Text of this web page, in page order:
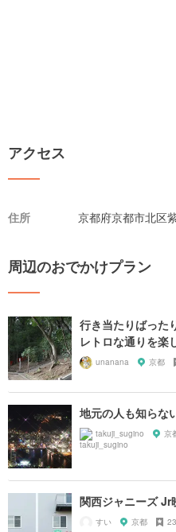
アクセス
住所 京都府京都市北区
周辺のおでかけプラン
行き当たりばった
レトロな通りを楽
unanana 京都
地元の人も知らな
takuji_sugino 京
関西ジャニーズ Jr
すい 京都 23